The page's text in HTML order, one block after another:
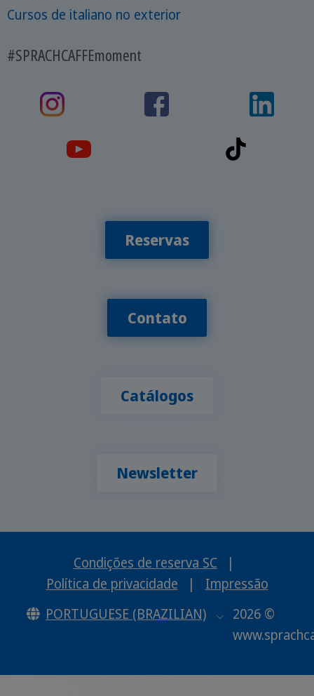
Cursos de italiano no exterior
#SPRACHCAFFEmoment
Reservas
Contato
Catálogos
Newsletter
Condições de reserva SC
|
Política de privacidade
|
Impressão
PORTUGUESE (BRAZILIAN)
2026 ©